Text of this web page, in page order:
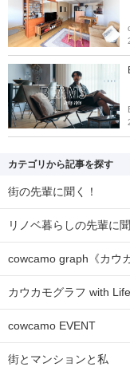
カテゴリから記事を探す
街の先輩に聞く！
リノベ暮らしの先輩に聞
cowcamo graph《カウ
カウカモグラフ with
cowcamo EVENT
街とマンションと私